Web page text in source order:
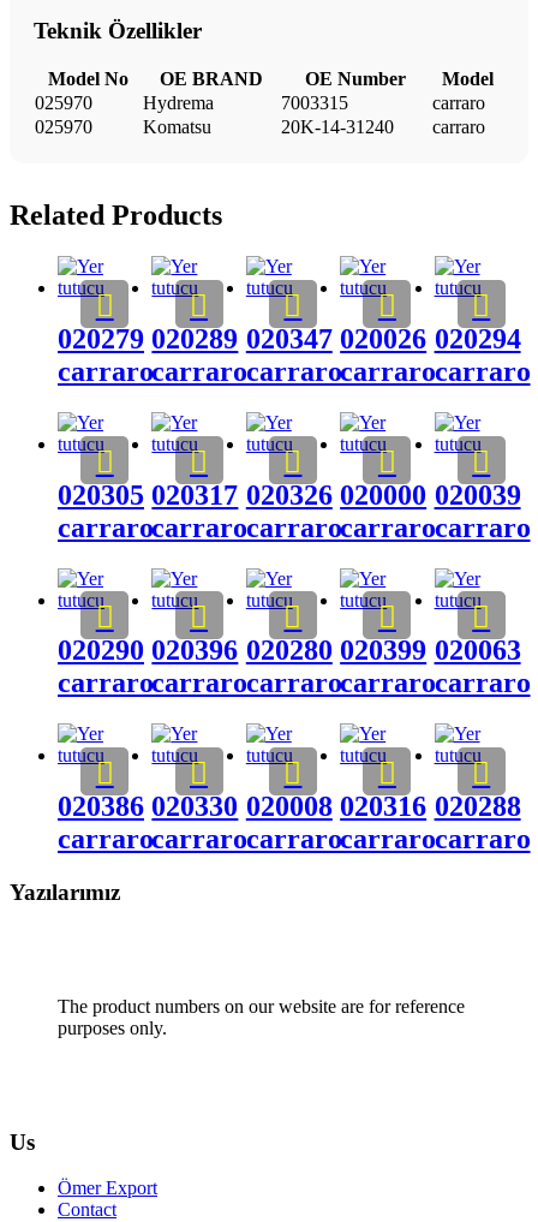
Teknik Özellikler
Model No OE BRAND OE Number
Model
025970
Hydrema 7003315
carraro
025970
Komatsu 20K-14-31240 carraro
Related Products
020279
carraro
020289
carraro
020347
carraro
020026
carraro
020294
carraro
020305
carraro
020317
carraro
020326
carraro
020000
carraro
020039
carraro
020290
carraro
020396
carraro
020280
carraro
020399
carraro
020063
carraro
020386
carraro
020330
carraro
020008
carraro
020316
carraro
020288
carraro
Yazılarımız
The product numbers on our website are for reference
purposes only.
Us
Ömer Export
Contact